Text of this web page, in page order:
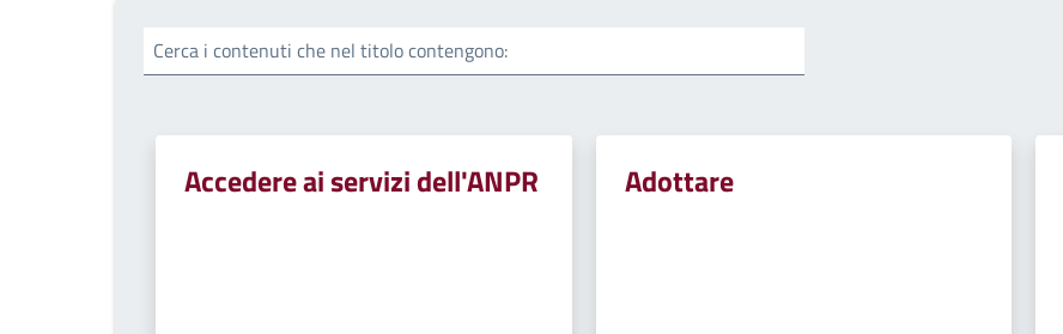
Cerca i contenuti che nel titolo contengono:
Accedere ai servizi dell'ANPR Adottare